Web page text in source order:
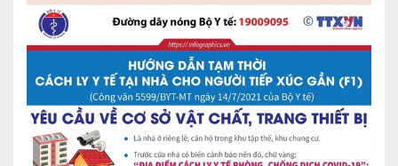
Các gói khám sức khỏe
Gói khám sức khỏe cá nhân định kỳ
Gói khám tầm soát ung thư sớm
Gói quản lý mạn tính
Dịch vụ ưu đãi đặc biệt